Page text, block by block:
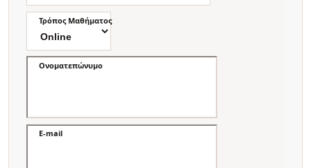
Τρόπος Μαθήματος
Ονοματεπώνυμο
E-mail